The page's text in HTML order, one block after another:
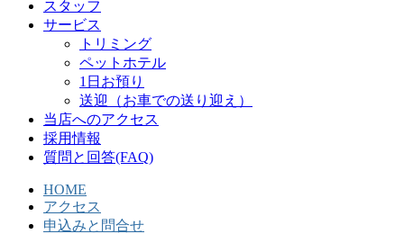
スタッフ
サービス
トリミング
ペットホテル
1日お預り
送迎（お車での送り迎え）
当店へのアクセス
採用情報
質問と回答(FAQ)
HOME
アクセス
申込みと問合せ